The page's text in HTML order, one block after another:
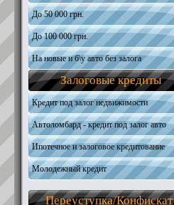
Общая информация
Требования к кандидатам
Необходимые документы
Получить кредит
До 50 000 грн.
Общая информация
Требования к кандидатам
Необходимые документы
Получить кредит
До 100 000 грн.
Общая информация
Требования к кандидатам
Необходимые документы
Получить кредит
На новые и б\у авто без залога
Общая информация
Требования к кандидатам
Необходимые документы
Получить кредит
Залоговые кредиты
Кредит под залог недвижимости
Автоломбард - кредит под залог авто
Ипотечное и залоговое кредитование
Автокредитование
Кредиты на землю
Молодежный кредит
Переуступка/Конфискат